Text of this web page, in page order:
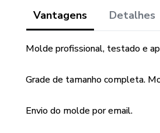
Vantagens Detalhes
Molde profissional, testado e
Grade de tamanho completa.
Envio do molde por email.